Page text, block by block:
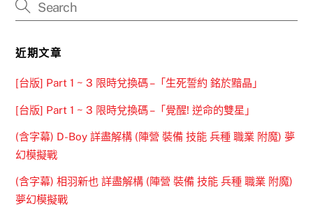
近期文章
[台版] Part 1 ~ 3 限時兌換碼 –「生死誓約 銘於黯晶」
[台版] Part 1 ~ 3 限時兌換碼 –「覺醒! 逆命的雙星」
(含字幕) D-Boy 詳盡解構 (陣營 裝備 技能 兵種 職業 附魔) 夢
幻模擬戰
(含字幕) 相羽新也 詳盡解構 (陣營 裝備 技能 兵種 職業 附魔)
夢幻模擬戰